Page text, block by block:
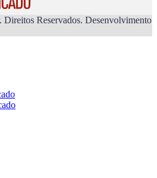
Direitos Reservados. Desenvolvimento